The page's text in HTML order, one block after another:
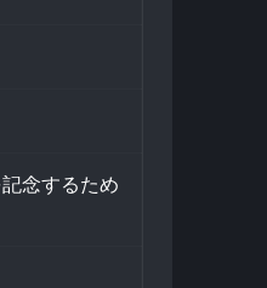
念するため